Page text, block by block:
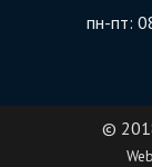
пн-пт:
©